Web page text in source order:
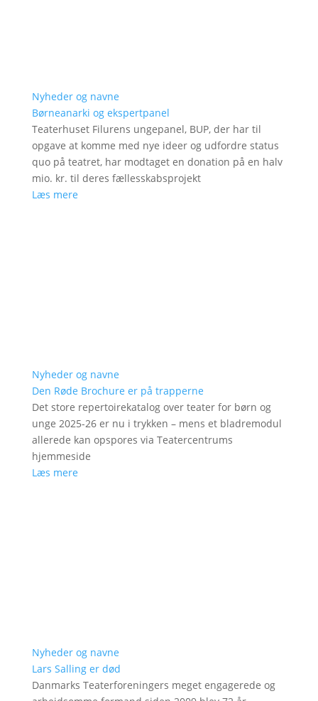
Nyheder og navne
Børneanarki og ekspertpanel
Teaterhuset Filurens ungepanel, BUP, der har til
opgave at komme med nye ideer og udfordre status
quo på teatret, har modtaget en donation på en halv
mio. kr. til deres fællesskabsprojekt
Læs mere
Nyheder og navne
Den Røde Brochure er på trapperne
Det store repertoirekatalog over teater for børn og
unge 2025-26 er nu i trykken – mens et bladremodul
allerede kan opspores via Teatercentrums
hjemmeside
Læs mere
Nyheder og navne
Lars Salling er død
Danmarks Teaterforeningers meget engagerede og